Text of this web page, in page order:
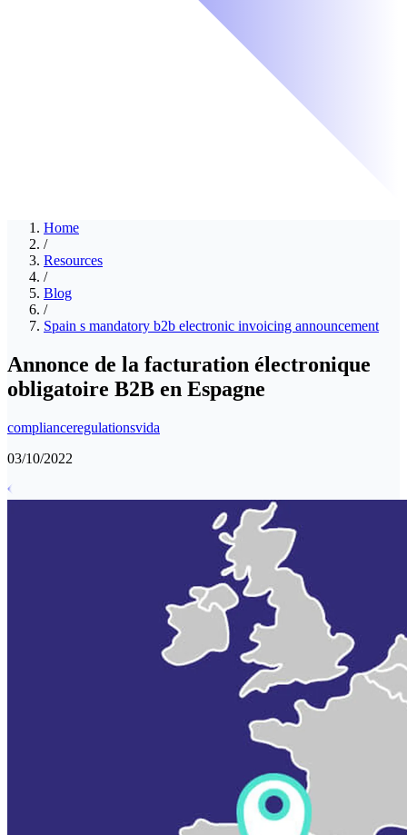
Home
/
Resources
/
Blog
/
Spain s mandatory b2b electronic invoicing announcement
Annonce de la facturation électronique
obligatoire B2B en Espagne
complianceregulationsvida
03/10/2022